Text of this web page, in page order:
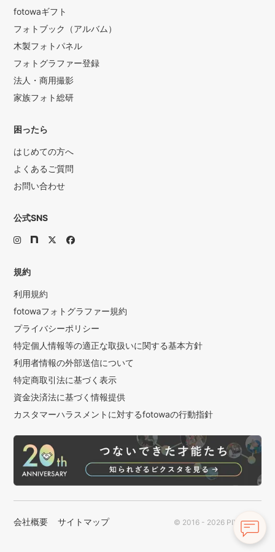
fotowaギフト
フォトブック（アルバム）
木製フォトパネル
フォトグラファー登録
法人・商用撮影
家族フォト総研
困ったら
はじめての方へ
よくあるご質問
お問い合わせ
公式SNS
規約
利用規約
fotowaフォトグラファー規約
プライバシーポリシー
特定個人情報等の適正な取扱いに関する基本方針
利用者情報の外部送信について
特定商取引法に基づく表示
資金決済法に基づく情報提供
カスタマーハラスメントに対するfotowaの行動指針
会社概要 サイトマップ © 2016 - 2026 PIXTA Inc.